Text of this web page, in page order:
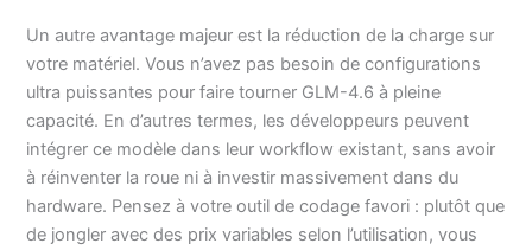
Un autre avantage majeur est la réduction de la charge sur
votre matériel. Vous n’avez pas besoin de configurations
ultra puissantes pour faire tourner GLM-4.6 à pleine
capacité. En d’autres termes, les développeurs peuvent
intégrer ce modèle dans leur workflow existant, sans avoir
à réinventer la roue ni à investir massivement dans du
hardware. Pensez à votre outil de codage favori : plutôt que
de jongler avec des prix variables selon l’utilisation, vous